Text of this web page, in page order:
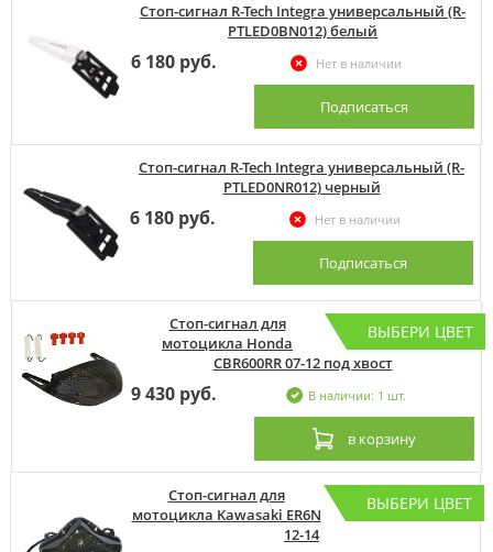
Стоп-сигнал R-Tech Integra универсальный (R-
PTLED0BN012) белый
6 180 руб. Нет в наличии
Подписаться
Стоп-сигнал R-Tech Integra универсальный (R-
PTLED0NR012) черный
6 180 руб. Нет в наличии
Подписаться
ВЫБЕРИ ЦВЕТ
Стоп-сигнал для
мотоцикла Honda
CBR600RR 07-12 под хвост
9 430 руб. В наличии: 1 шт.
в корзину
ВЫБЕРИ ЦВЕТ
Стоп-сигнал для
мотоцикла Kawasaki ER6N
12-14